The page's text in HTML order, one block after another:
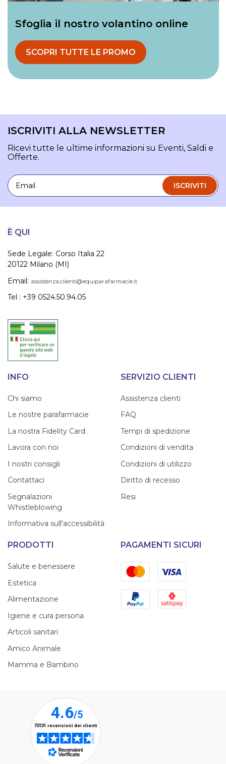
Sfoglia il nostro volantino online
SCOPRI TUTTE LE PROMO
ISCRIVITI ALLA NEWSLETTER
Ricevi tutte le ultime informazioni su Eventi, Saldi e
Offerte.
Email
ISCRIVITI
È QUI
Sede Legale: Corso Italia 22
20122 Milano (MI)
Email: assistenza.clienti@equiparafarmacie.it
Tel : +39 0524.50.94.05
INFO
Chi siamo
Le nostre parafarmacie
La nostra Fidelity Card
Lavora con noi
I nostri consigli
Contattaci
Segnalazioni
Whistleblowing
Informativa sull'accessibilità
SERVIZIO CLIENTI
Assistenza clienti
FAQ
Tempi di spedizione
Condizioni di vendita
Condizioni di utilizzo
Diritto di recesso
Resi
PRODOTTI
Salute e benessere
Estetica
Alimentazione
Igiene e cura persona
Articoli sanitari
Amico Animale
Mamma e Bambino
PAGAMENTI SICURI
MastercardVisa
PayPal Satispay